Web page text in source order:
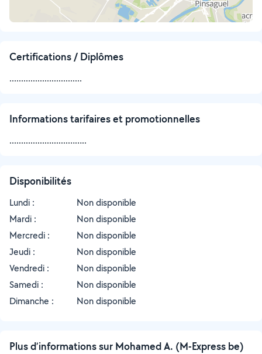
Certifications / Diplômes
...............................
Informations tarifaires et promotionnelles
.........................……..
Disponibilités
Lundi :
Non disponible
Mardi :
Non disponible
Mercredi :
Non disponible
Jeudi :
Non disponible
Vendredi :
Non disponible
Samedi :
Non disponible
Dimanche :
Non disponible
Plus d’informations sur Mohamed A. (M-Express be)